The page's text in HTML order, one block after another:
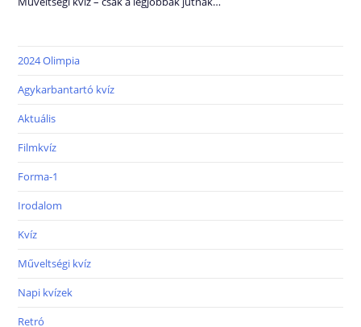
2024 Olimpia
Agykarbantartó kvíz
Aktuális
Filmkvíz
Forma-1
Irodalom
Kvíz
Műveltségi kvíz
Napi kvízek
Retró